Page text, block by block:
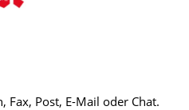
Fax, Post, E-Mail oder Chat.